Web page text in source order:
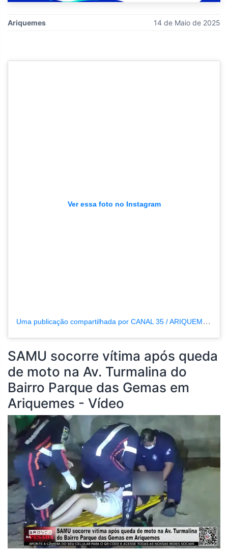
Ariquemes 14 de Maio de 2025
Ver essa foto no Instagram
Uma publicação compartilhada por CANAL 35 / ARIQUEMES190 (@tvpcanal35)
SAMU socorre vítima após queda
de moto na Av. Turmalina do
Bairro Parque das Gemas em
Ariquemes - Vídeo